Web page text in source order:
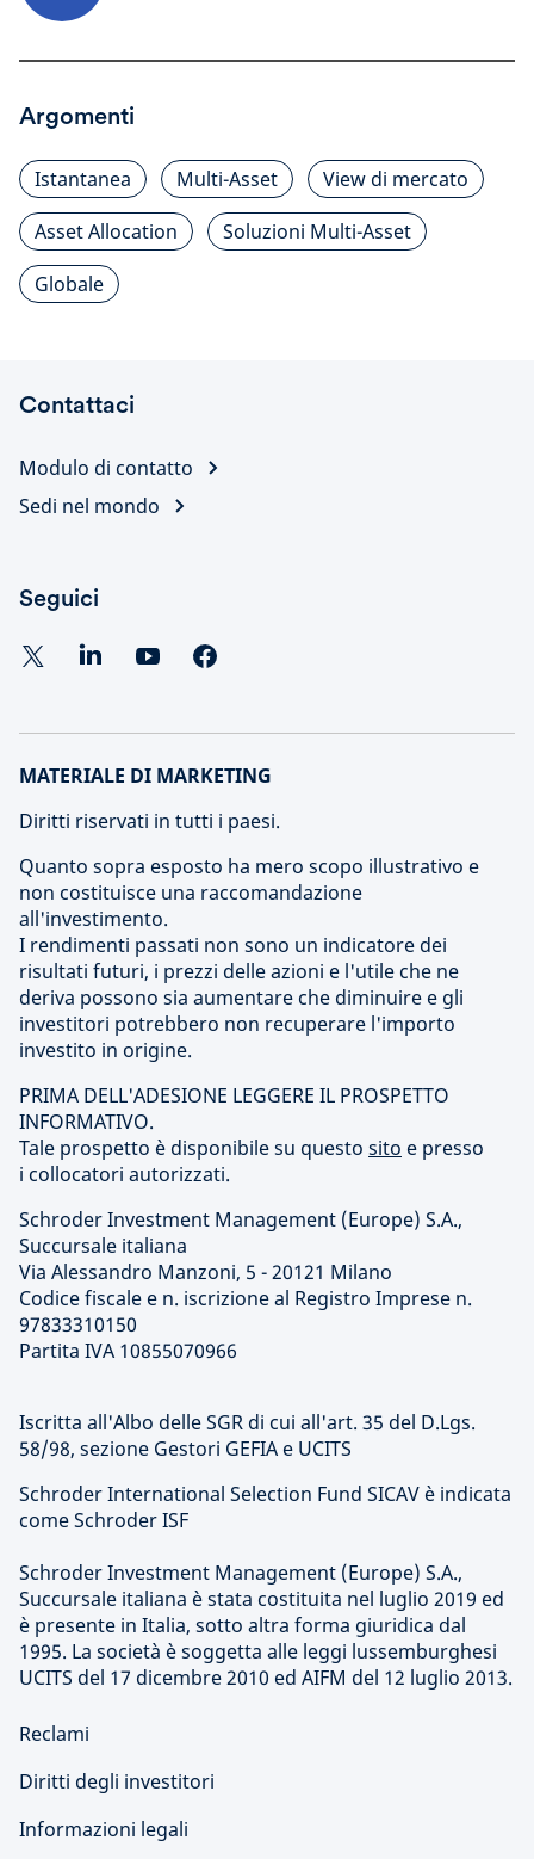
Argomenti
Istantanea Multi-Asset
View di mercato
Asset Allocation
Soluzioni Multi-Asset
Globale
Contattaci
Modulo di contatto
Sedi nel mondo
Seguici
MATERIALE DI MARKETING
Diritti riservati in tutti i paesi.
Quanto sopra esposto ha mero scopo illustrativo e
non costituisce una raccomandazione
all'investimento.
I rendimenti passati non sono un indicatore dei
risultati futuri, i prezzi delle azioni e l'utile che ne
deriva possono sia aumentare che diminuire e gli
investitori potrebbero non recuperare l'importo
investito in origine.
PRIMA DELL'ADESIONE LEGGERE IL PROSPETTO
INFORMATIVO.
Tale prospetto è disponibile su questo sito e presso
i collocatori autorizzati.
Schroder Investment Management (Europe) S.A.,
Succursale italiana
Via Alessandro Manzoni, 5 - 20121 Milano
Codice fiscale e n. iscrizione al Registro Imprese n.
97833310150
Partita IVA 10855070966
Iscritta all'Albo delle SGR di cui all'art. 35 del D.Lgs.
58/98, sezione Gestori GEFIA e UCITS
Schroder International Selection Fund SICAV è indicata
come Schroder ISF
Schroder Investment Management (Europe) S.A.,
Succursale italiana è stata costituita nel luglio 2019 ed
è presente in Italia, sotto altra forma giuridica dal
1995. La società è soggetta alle leggi lussemburghesi
UCITS del 17 dicembre 2010 ed AIFM del 12 luglio 2013.
Reclami
Diritti degli investitori
Informazioni legali